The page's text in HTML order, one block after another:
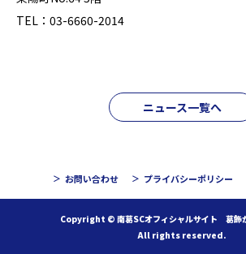
TEL：03-6660-2014
ニュース一覧へ
お問い合わせ プライバシーポリシー
Copyright © 南葛SCオフィシャルサイト 葛飾
All rights reserved.